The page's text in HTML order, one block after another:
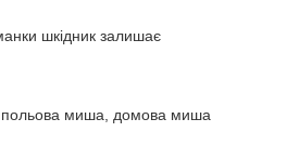
шкідник залишає
миша, домова миша